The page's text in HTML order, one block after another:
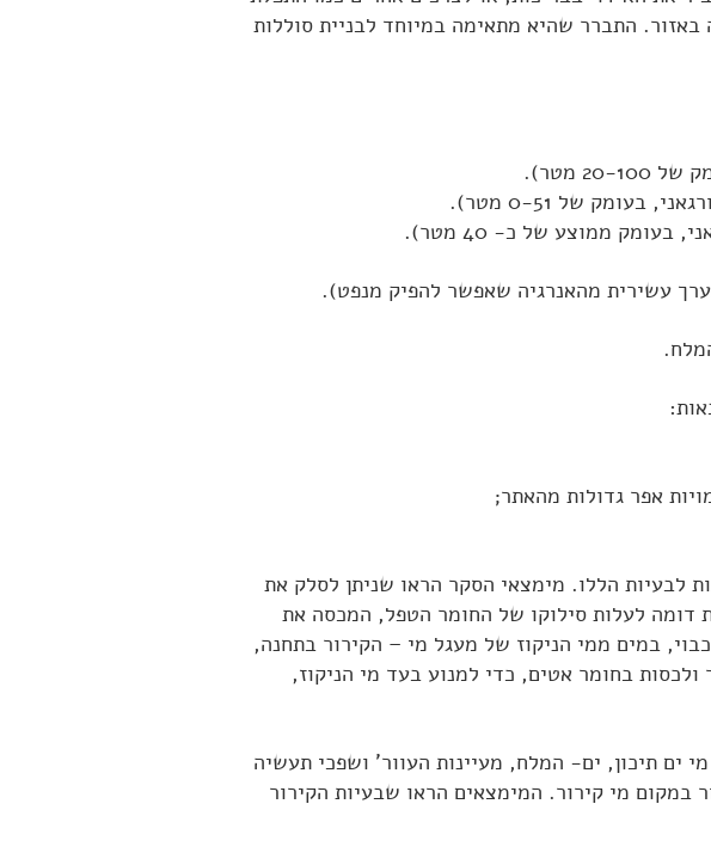
התברר שהיא מתאימה במיוחד לבניית סוללות
אפר גדולות מהאתר;
לבעיות הללו. מימצאי הסקר הראו שניתן לסלק את
דומה לעלות סילוקו של החומר הטפל, המכסה את
במים ממי הניקוז של מעגל מי – הקירור בתחנה,
בחומר אטים, כדי למנוע בעד מי הניקוז,
ים תיכון, ים- המלח, מעיינות העוור' ושפכי תעשיה
במקום מי קירור. המימצאים הראו שבעיות הקירור